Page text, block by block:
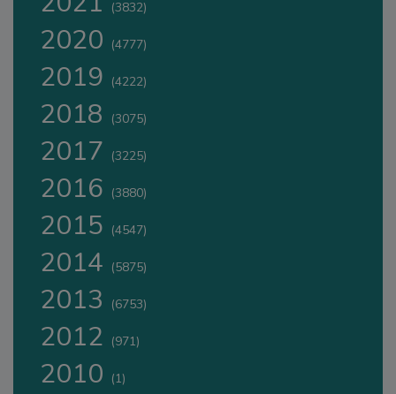
(3832)
2020 (4777)
2019 (4222)
2018 (3075)
2017 (3225)
2016 (3880)
2015 (4547)
2014 (5875)
2013 (6753)
2012 (971)
2010 (1)